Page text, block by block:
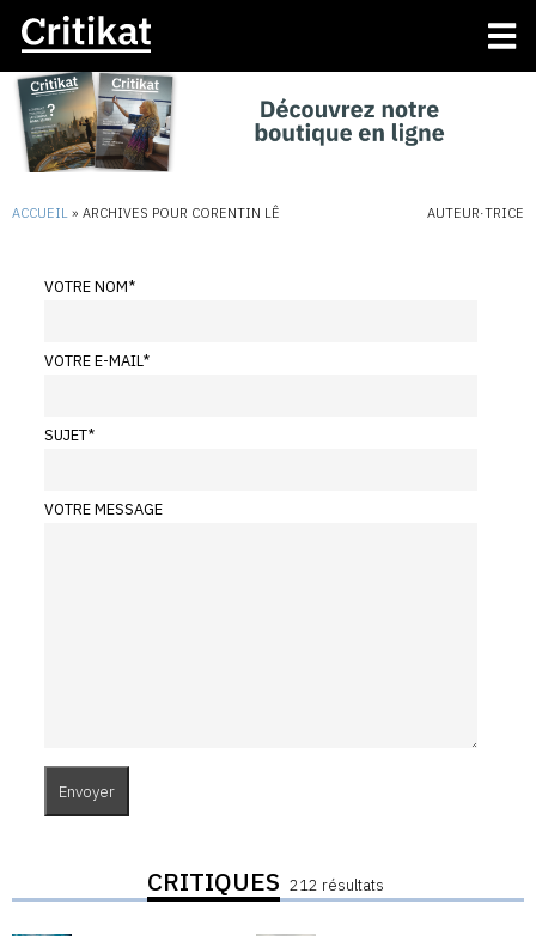
ACCUEIL » ARCHIVES POUR CORENTIN LÊ AUTEUR·TRICE
VOTRE NOM*
VOTRE E-MAIL*
SUJET*
VOTRE MESSAGE
CRITIQUES 212 résultats